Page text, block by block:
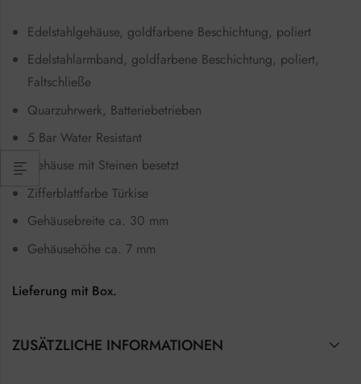
Edelstahlgehäuse, goldfarbene Beschichtung, poliert
Edelstahlarmband, goldfarbene Beschichtung, poliert,
Faltschließe
Quarzuhrwerk, Batteriebetrieben
5 Bar Water Resistant
Gehäuse mit Steinen besetzt
Zifferblattfarbe Türkise
Gehäusebreite ca. 30 mm
Gehäusehöhe ca. 7 mm
Lieferung mit Box.
ZUSÄTZLICHE INFORMATIONEN